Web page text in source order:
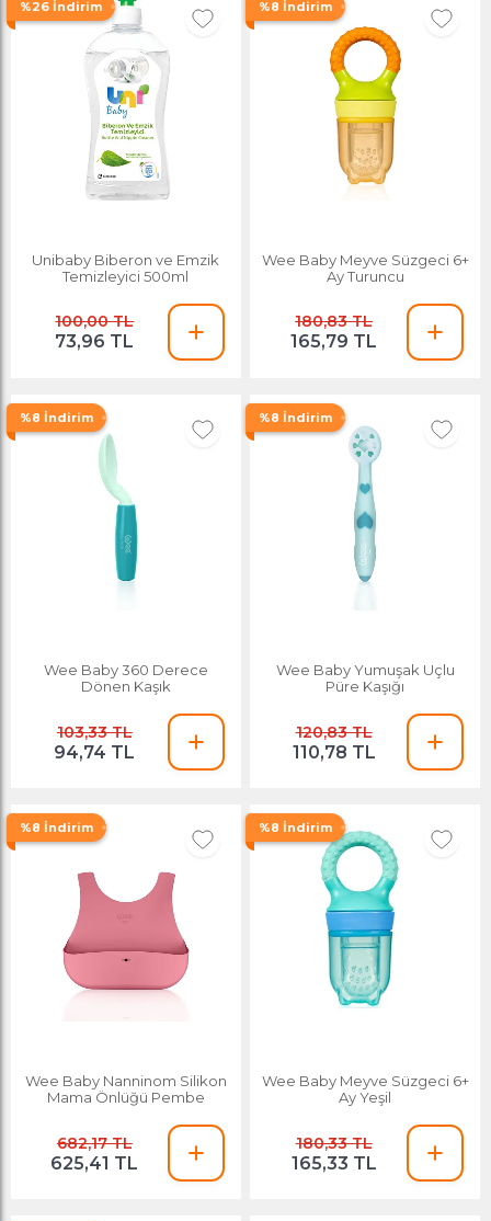
%26 İndirim
Unibaby Biberon ve Emzik
Temizleyici 500ml
100,00 TL
73,96 TL
%8 İndirim
Wee Baby Meyve Süzgeci 6+
Ay Turuncu
180,83 TL
165,79 TL
%8 İndirim
Wee Baby 360 Derece
Dönen Kaşık
103,33 TL
94,74 TL
%8 İndirim
Wee Baby Yumuşak Uçlu
Püre Kaşığı
120,83 TL
110,78 TL
%8 İndirim
Wee Baby Nanninom Silikon
Mama Önlüğü Pembe
682,17 TL
625,41 TL
%8 İndirim
Wee Baby Meyve Süzgeci 6+
Ay Yeşil
180,33 TL
165,33 TL